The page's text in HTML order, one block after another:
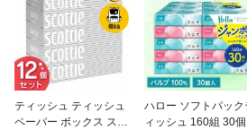
ティッシュ ティッシュ
ペーパー ボックス スコ
ハロー ソフトパック
ィッシュ 160組 30個